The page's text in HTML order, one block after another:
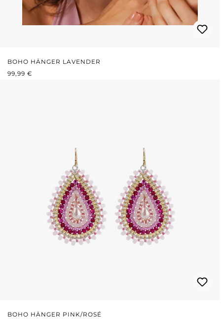
BOHO HÄNGER LAVENDER
REGULÄRER PREIS:
99,99 €
BOHO HÄNGER PINK/ROSÉ